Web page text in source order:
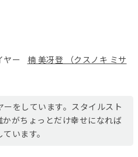
ヤー
楠 美冴登 （クスノキ ミサ
をしています。スタイルスト
がちょっとだけ幸せになれば
います。